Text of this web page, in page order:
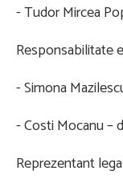
- Tudor Mircea
Responsabilitate
- Simona
- Costi Mocanu –
Reprezentant